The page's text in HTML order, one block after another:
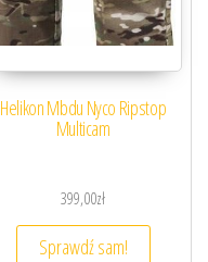
Helikon Mbdu Nyco Ripstop
Multicam
399,00zł
Sprawdź sam!